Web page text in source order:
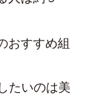
おすすめ組
たいのは美